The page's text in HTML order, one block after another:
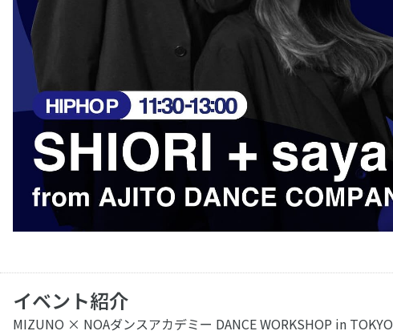
イベント紹介
MIZUNO × NOAダンスアカデミー DANCE WORKSHOP in TOKYO